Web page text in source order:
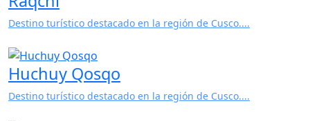
Huchuy Qosqo
Destino turístico destacado en la región de Cusco....
Pallay Punchu